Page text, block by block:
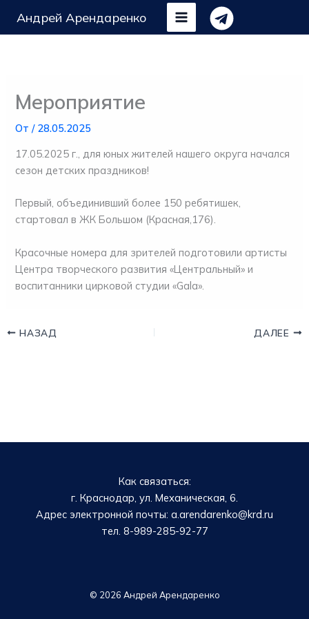
Андрей Арендаренко
Мероприятие
От/ 28.05.2025
17.05.2025 г., для юных жителей нашего округа начался
сезон детских праздников!
Первый, объединивший более 150 ребятишек,
стартовал в ЖК Большом (Красная,176).
Красочные номера для зрителей подготовили артисты
Центра творческого развития «Центральный» и
воспитанники цирковой студии «Gala».
НАЗАД ДАЛЕЕ
Как связаться:
г. Краснодар, ул. Механическая, 6.
Адрес электронной почты: a.arendarenko@krd.ru
тел. 8-989-285-92-77
© 2026 Андрей Арендаренко